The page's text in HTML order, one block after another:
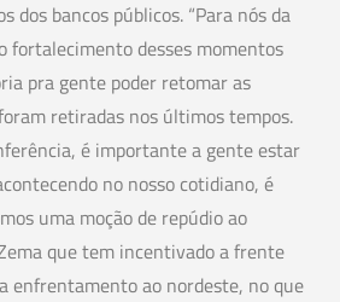
dos bancos públicos. “Para nós da
fortalecimento desses momentos
pra gente poder retomar as
retiradas nos últimos tempos.
é importante a gente estar
no nosso cotidiano, é
uma moção de repúdio ao
que tem incentivado a frente
enfrentamento ao nordeste, no que